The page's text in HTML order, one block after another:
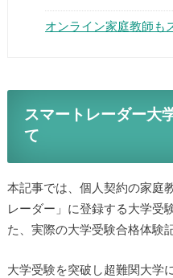
オンライン家庭教師も
スマートレーダー大
て
本記事では、個人契約の家庭
レーダー」に登録する大学受
た、実際の大学受験合格体験
大学受験を突破し超難関大学